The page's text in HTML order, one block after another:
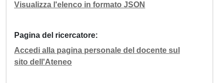
Visualizza l'elenco in formato JSON
Pagina del ricercatore
Accedi alla pagina personale del docente sul
sito dell'Ateneo